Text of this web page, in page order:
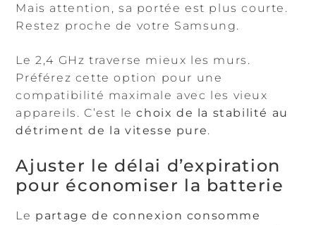
Mais attention, sa portée est plus courte.
Restez proche de votre Samsung.
Le 2,4 GHz traverse mieux les murs.
Préférez cette option pour une
compatibilité maximale avec les vieux
appareils. C’est lechoix de la stabilité au
détriment de la vitesse pure.
Ajuster le délai d’expiration
pour économiser la batterie
Le partage de connexion consomme